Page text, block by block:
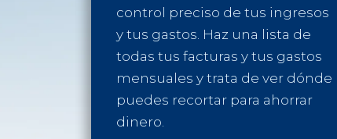
control preciso de tus ingresos
y tus gastos. Haz una lista de
todas tus facturas y tus gastos
mensuales y trata de ver dónde
puedes recortar para ahorrar
dinero.